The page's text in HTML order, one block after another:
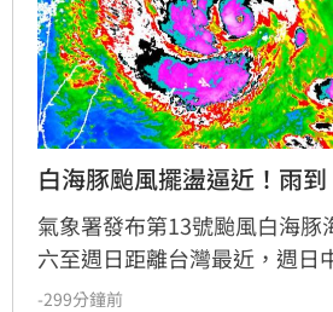
白海豚颱風擺盪逼近！雨
氣象署發布第13號颱風白海豚
六至週日距離台灣最近，週日
方海面。受颱風外圍環流影響
-299分鐘前